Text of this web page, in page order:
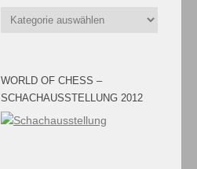
Kategorien
WORLD OF CHESS –
SCHACHAUSSTELLUNG 2012